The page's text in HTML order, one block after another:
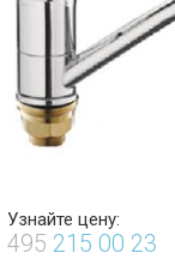
Узнайте цену:
495 215 00 23